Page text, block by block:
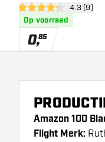
open
4.3 score sterren4.3 (9)
Op voorraad
0,85
Amazon 100
Flight Merk: